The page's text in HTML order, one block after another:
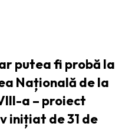
putea fi probă la
Națională de la
a – proiect
inițiat de 31 de